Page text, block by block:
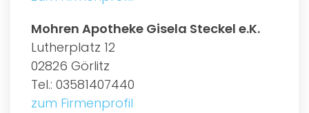
Mohren Apotheke Gisela Steckel e.K.
Lutherplatz 12
02826 Görlitz
Tel.: 03581407440
zum Firmenprofil